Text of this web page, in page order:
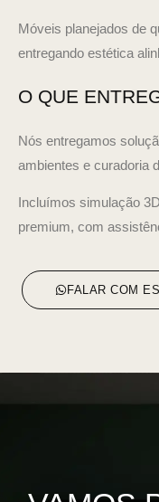
Móveis planejados de
entregando estética
O QUE
Nós entregamos
ambientes e curadoria
Incluímos simulação
premium, com
FALAR COM